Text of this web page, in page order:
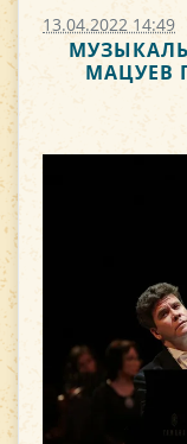
13.04.2022 14:49
МАЦУЕВ